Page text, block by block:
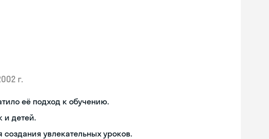
г.
её подход к обучению.
и детей.
создания увлекательных уроков.